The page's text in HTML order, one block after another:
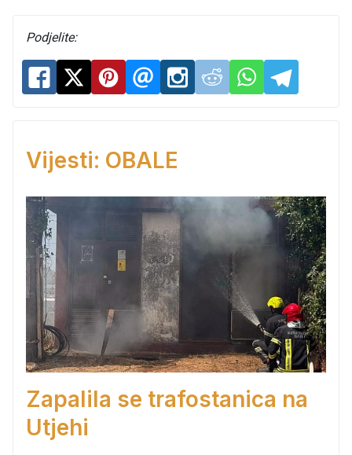
Podjelite:
Vijesti: OBALE
Zapalila se trafostanica na
Utjehi